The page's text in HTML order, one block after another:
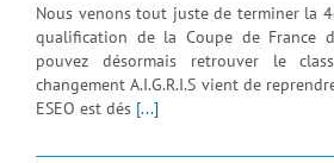
Nous venons tout juste de terminer la
qualification de la Coupe de France
pouvez désormais retrouver le
changement A.I.G.R.I.S vient de
ESEO est dés [...]